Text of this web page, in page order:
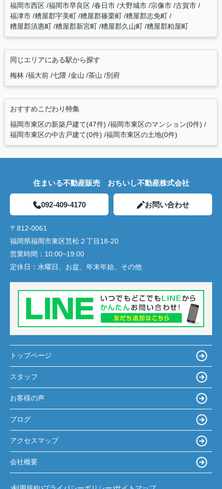
福岡市西区 福岡市早良区 春日市 大野城市 宗像市 古賀市
福津市 糟屋郡宇美町 糟屋郡篠栗町 糟屋郡志免町
糟屋郡須惠町 糟屋郡新宮町 糟屋郡久山町 糟屋郡粕屋町
同じエリアにある駅から探す
梅林 福大前 七隈 金山 茶山 別府
おすすめこだわり特集
福岡市東区の新築戸建て(47件) 福岡市東区のマンション(0件)
福岡市東区の中古戸建て(0件) 福岡市東区の土地(0件)
住まいる不動産販売 おちいし不動産株式会社
092-409-4170 お問い合わせ
〒812-0061
福岡県福岡市東区筥松２丁目18-20
営業時間： 10:00~19:00
定休日： 水曜日、お盆、年末年始、その他
トップページ
スタッフ
お客様の声
ブログ
アクセスマップ
会社概要